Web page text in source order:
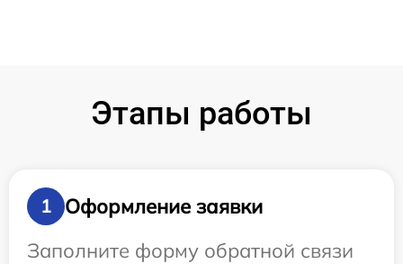
Этапы работы
1
Оформление заявки
Заполните форму обратной связи